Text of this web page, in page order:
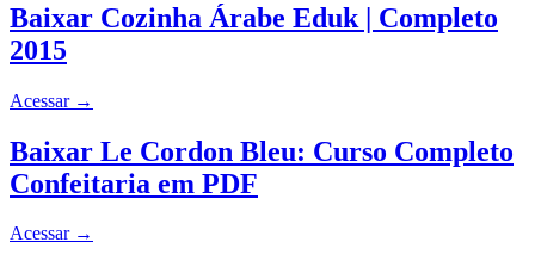
Baixar Cozinha Árabe Eduk | Completo
2015
Acessar →
Baixar Le Cordon Bleu: Curso Completo
Confeitaria em PDF
Acessar →